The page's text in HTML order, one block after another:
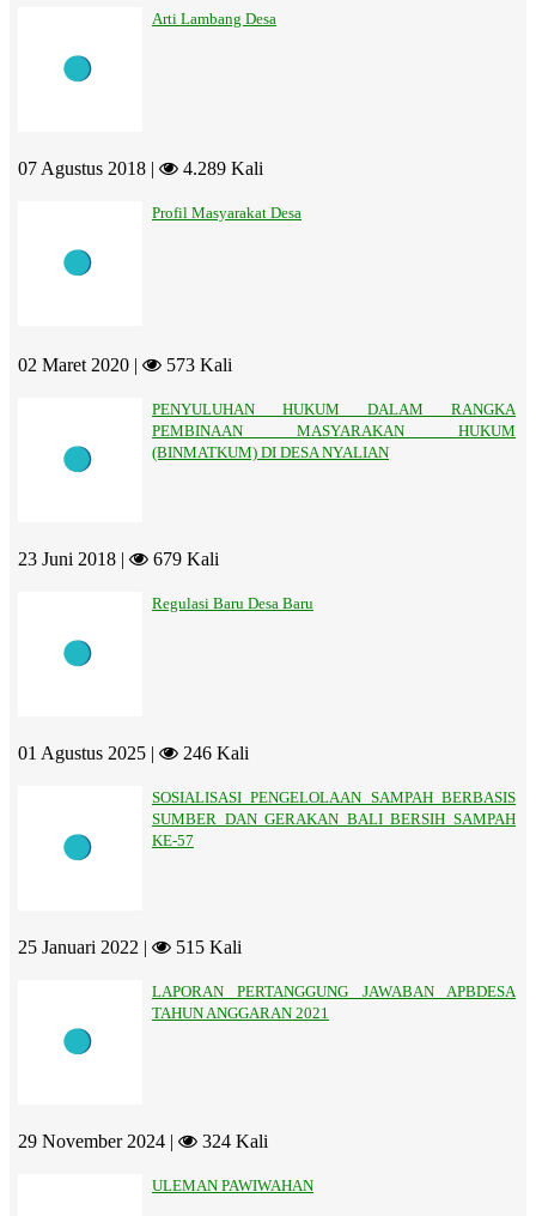
Arti Lambang Desa
07 Agustus 2018 | 4.289 Kali
Profil Masyarakat Desa
02 Maret 2020 | 573 Kali
PENYULUHAN HUKUM DALAM RANGKA
PEMBINAAN MASYARAKAN HUKUM
(BINMATKUM) DI DESA NYALIAN
23 Juni 2018 | 679 Kali
Regulasi Baru Desa Baru
01 Agustus 2025 | 246 Kali
SOSIALISASI PENGELOLAAN SAMPAH BERBASIS
SUMBER DAN GERAKAN BALI BERSIH SAMPAH
KE-57
25 Januari 2022 | 515 Kali
LAPORAN PERTANGGUNG JAWABAN APBDESA
TAHUN ANGGARAN 2021
29 November 2024 | 324 Kali
ULEMAN PAWIWAHAN